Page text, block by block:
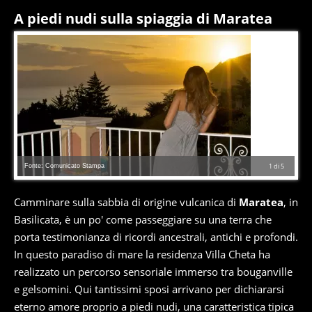
A piedi nudi sulla spiaggia di Maratea
1 di5
Fonte: Comunicato Stampa
Camminare sulla sabbia di origine vulcanica di Maratea, in
Basilicata, è un po' come passeggiare su una terra che
porta testimonianza di ricordi ancestrali, antichi e profondi.
In questo paradiso di mare la residenza Villa Cheta ha
realizzato un percorso sensoriale immerso tra bouganville
e gelsomini. Qui tantissimi sposi arrivano per dichiararsi
eterno amore proprio a piedi nudi, una caratteristica tipica